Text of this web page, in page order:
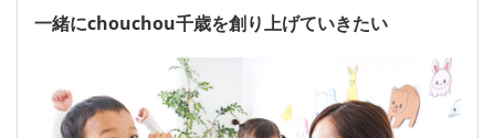
一緒にchouchou千歳を創り上げていきたい